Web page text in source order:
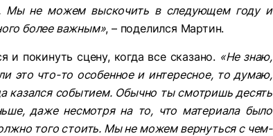
Мы не можем выскочить в следующем году и
более важным», – поделился Мартин.
покинуть сцену, когда все сказано. «Не знаю,
это что-то особенное и интересное, то думаю,
казался событием. Обычно ты смотришь десять
даже несмотря на то, что материала было
того стоить. Мы не можем вернуться с чем-